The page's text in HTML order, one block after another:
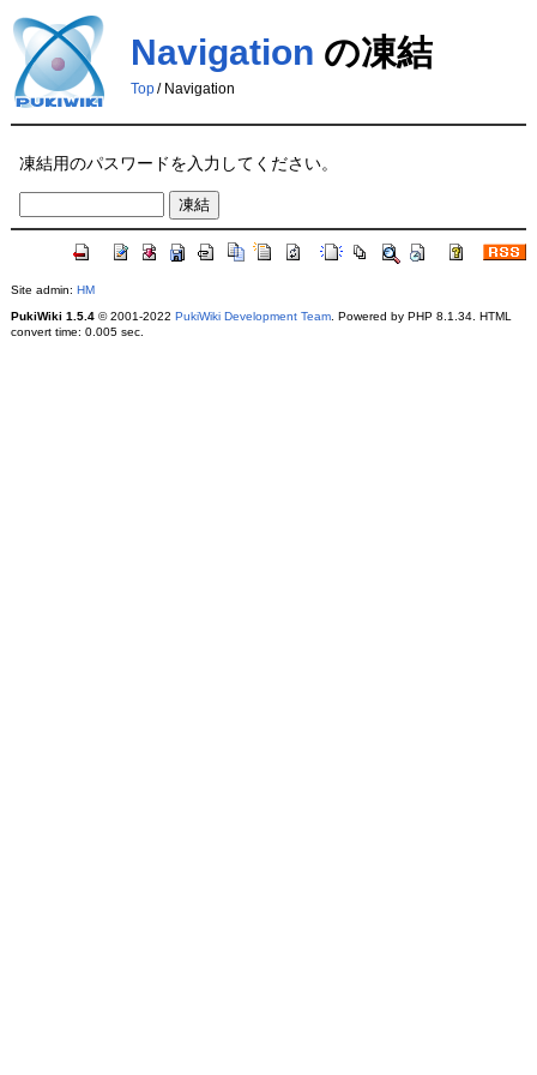
Navigation の凍結
Top/ Navigation
凍結用のパスワードを入力してください。
Site admin: HM
PukiWiki 1.5.4© 2001-2022 PukiWiki Development Team. Powered by PHP 8.1.34. HTML
convert time: 0.005 sec.